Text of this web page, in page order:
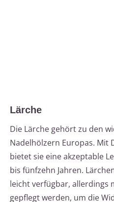
Lärche
Die Lärche gehört zu den
Nadelhölzern Europas. Mit
bietet sie eine akzeptable
bis fünfzehn Jahren.
leicht verfügbar, allerdings
gepflegt werden, um die